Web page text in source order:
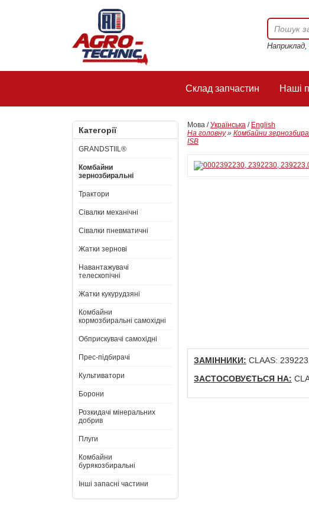
Наприклад,
Склад запчастин Наші
Категорії
GRANDSTIIL®
Комбайни
зернозбиральні
Трактори
Сівалки механічні
Сівалки пневматичні
Жатки зернові
Навантажувачі
телескопічні
Жатки кукурудзяні
Комбайни
кормозбиральні самохідні
Обприскувачі самохідні
Прес-підбирачі
Культиватори
Борони
Розкидачі мінеральних
добрив
Плуги
Комбайни
бурякозбиральні
Інші запасні частини
Мова /Українська / English
На головну» Комбайни
ISB
ЗАМІННИКИ: CLAAS:
ЗАСТОСОВУЄТЬСЯ НА: